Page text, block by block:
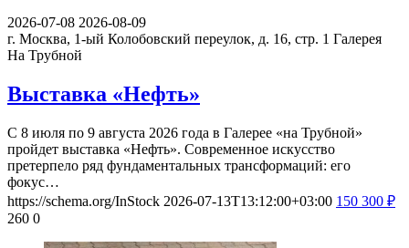
2026-07-08 2026-08-09
г. Москва, 1-ый Колобовский переулок, д. 16, стр. 1 Галерея
На Трубной
Выставка «Нефть»
С 8 июля по 9 августа 2026 года в Галерее «на Трубной»
пройдет выставка «Нефть». Современное искусство
претерпело ряд фундаментальных трансформаций: его
фокус…
https://schema.org/InStock 2026-07-13T13:12:00+03:00 150 300 ₽
260 0